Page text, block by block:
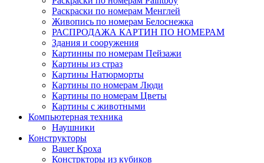
Раскраски по номерам Менглей
Живопись по номерам Белоснежка
РАСПРОДАЖА КАРТИН ПО НОМЕРАМ
Здания и сооружения
Картинны по номерам Пейзажи
Картины из страз
Картины Натюрморты
Картины по номерам Люди
Картины по номерам Цветы
Картины с животными
Компьютерная техника
Наушники
Конструкторы
Bauer Кроха
Констркторы из кубиков